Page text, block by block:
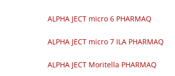
ALPHA JECT micro 6 PHARMAQ
ALPHA JECT micro 7 ILA PHARMAQ
ALPHA JECT Moritella PHARMAQ